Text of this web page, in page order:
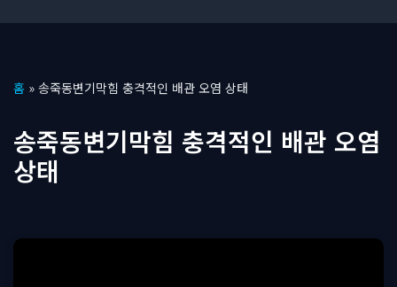
텐
로
건
기
홈 » 송죽동변기막힘 충격적인 배관 오염 상태
송죽동변기막힘 충격적인 배관 오염
상태